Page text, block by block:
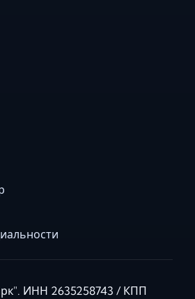
ИНН 2635258743 / КПП